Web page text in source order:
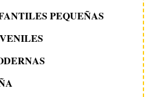
PEQUEÑAS